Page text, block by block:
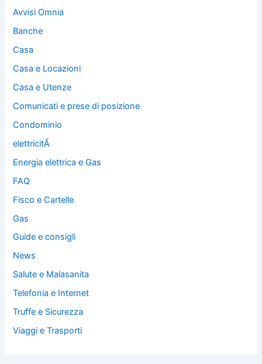
Avvisi Omnia
Banche
Casa
Casa e Locazioni
Casa e Utenze
Comunicati e prese di posizione
Condominio
elettricitÃ
Energia elettrica e Gas
FAQ
Fisco e Cartelle
Gas
Guide e consigli
News
Salute e Malasanita
Telefonia e Internet
Truffe e Sicurezza
Viaggi e Trasporti